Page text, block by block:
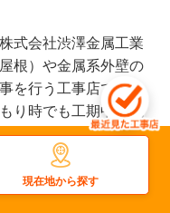
更新日：2025.12.12
屋上防水 雨漏り
式会社渋澤金属工業
根）や金属系外壁の
を行う工事店です。
り時でも工期中の現
社です。
現在地から探す